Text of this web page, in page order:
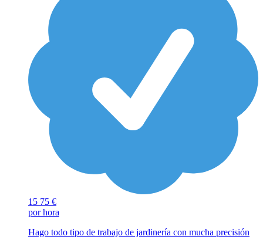
15 75 €
por hora
Hago todo tipo de trabajo de jardinería con mucha precisión